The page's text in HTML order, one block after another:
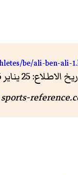
be/ali-ben-ali-
25 يناير 2016 — الرخصة: رخصة مملوكة
sports-